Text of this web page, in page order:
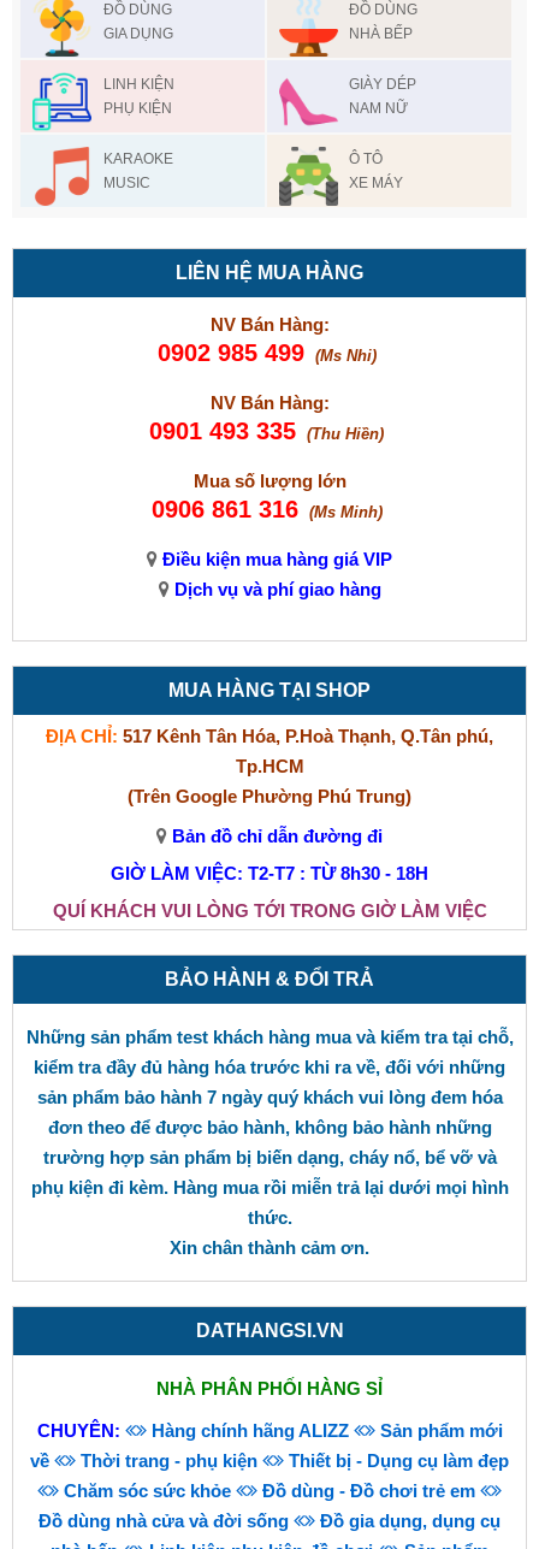
ĐỒ DÙNG
GIA DỤNG
ĐỒ DÙNG
NHÀ BẾP
LINH KIỆN
PHỤ KIỆN
GIÀY DÉP
NAM NỮ
KARAOKE
MUSIC
Ô TÔ
XE MÁY
LIÊN HỆ MUA HÀNG
NV Bán Hàng:
0902 985 499 (Ms Nhi)
NV Bán Hàng:
0901 493 335 (Thu Hiền)
Mua số lượng lớn
0906 861 316 (Ms Minh)
Điều kiện mua hàng giá VIP
Dịch vụ và phí giao hàng
MUA HÀNG TẠI SHOP
ĐỊA CHỈ: 517 Kênh Tân Hóa, P.Hoà Thạnh, Q.Tân phú,
Tp.HCM
(Trên Google Phường Phú Trung)
Bản đồ chỉ dẫn đường đi
GIỜ LÀM VIỆC: T2-T7 : TỪ 8h30 - 18H
QUÍ KHÁCH VUI LÒNG TỚI TRONG GIỜ LÀM VIỆC
BẢO HÀNH & ĐỔI TRẢ
Những sản phẩm test khách hàng mua và kiểm tra tại chỗ,
kiểm tra đầy đủ hàng hóa trước khi ra về, đối với những
sản phẩm bảo hành 7 ngày quý khách vui lòng đem hóa
đơn theo để được bảo hành, không bảo hành những
trường hợp sản phẩm bị biến dạng, cháy nổ, bể vỡ và
phụ kiện đi kèm. Hàng mua rồi miễn trả lại dưới mọi hình
thức.
Xin chân thành cảm ơn.
DATHANGSI.VN
NHÀ PHÂN PHỐI HÀNG SỈ
CHUYÊN: Hàng chính hãng ALIZZ
Sản phẩm mới
về
Thời trang - phụ kiện
Thiết bị - Dụng cụ làm đẹp
Chăm sóc sức khỏe
Đồ dùng - Đồ chơi trẻ em
Đồ dùng nhà cửa và đời sống
Đồ gia dụng, dụng cụ